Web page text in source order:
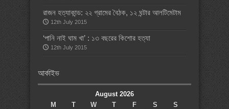
রাজন হত্যাকান্ড: ২২ গ্রামের বৈঠক, ১২ ঘন্টার আলটিমেটাম
12th July 2015
‘পানি নাই ঘাম খা’ : ১৩ বছরের কিশোর হত্যা
12th July 2015
আর্কাইভ
August 2026
M
T W T F S
S